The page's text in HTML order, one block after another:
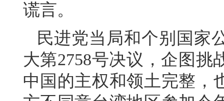
谎言。
民进党当局和个别国家
大第2758号决议，企图
中国的主权和领土完整，